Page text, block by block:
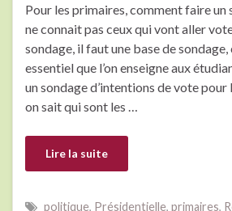
Pour les primaires, comment faire un
ne connait pas ceux qui vont aller
sondage, il faut une base de sondage,
essentiel que l’on enseigne aux
un sondage d’intentions de vote pour
on sait qui sont les …
Lire la suite
politique, Présidentielle, primaires,